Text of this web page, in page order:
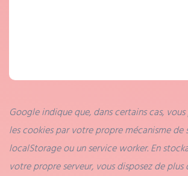
Google indique que, dans certains cas,
les cookies par votre propre mécanisme de
localStorage ou un service worker. En
votre propre serveur, vous disposez de